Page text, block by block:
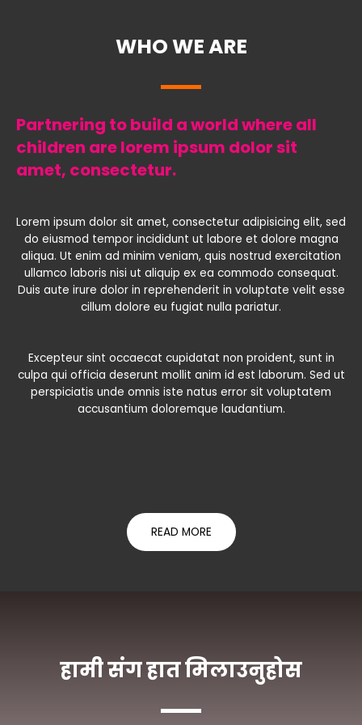
WHO WE ARE
Partnering to build a world where all
children are lorem ipsum dolor sit
amet, consectetur.
Lorem ipsum dolor sit amet, consectetur adipisicing elit, sed
do eiusmod tempor incididunt ut labore et dolore magna
aliqua. Ut enim ad minim veniam, quis nostrud exercitation
ullamco laboris nisi ut aliquip ex ea commodo consequat.
Duis aute irure dolor in reprehenderit in voluptate velit esse
cillum dolore eu fugiat nulla pariatur.
Excepteur sint occaecat cupidatat non proident, sunt in
culpa qui officia deserunt mollit anim id est laborum. Sed ut
perspiciatis unde omnis iste natus error sit voluptatem
accusantium doloremque laudantium.
READ MORE
हामी संग हात मिलाउनुहोस